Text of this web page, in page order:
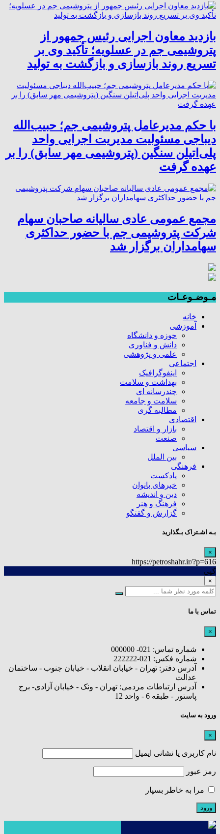
بازدید معاون اجرایی رئیس جمهور از
پتروشیمی جم در عسلویه؛ تأکید وی بر
تسریع روند بازسازی و بازگشت به تولید
با حکم مدیرعامل پتروشیمی جم؛ حبیب‌الله
دیباجی مسئولیت مدیریت اجرایی واحد
پلی‌اتیلن سنگین (پتروشیمی مهر سابق) را بر
عهده گرفت
مجمع عمومی عادی سالیانه صاحبان سهام
شرکت پتروشیمی جم با حضور حداکثری
سهامداران برگزار شد
مـوضـوعـات
خانه
آموزشی
حوزه و دانشگاه
دانش و فناوری
علمی و پژوهشی
اجتماعی
اینفوگرافیک
بهداشت و سلامت
چندرسانه ای
سلامت و جامعه
مطالبه گری
اقتصادی
بازار و اقتصاد
صنعت
سیاسی
بین الملل
فرهنگی
پادکست
خبرهای بانوان
دین و اندیشه
فرهنگ و هنر
گزارش و گفتگو
بـه اشـتراک بـگذارید
×
https://petroshahr.ir/?p=616
کپی
×
تماس با ما
×
شماره تماس: 021- 000000
شماره فکس: 021-222222
آدرس دفتر: تهران - خیابان انقلاب - خیابان جنوب - ساختمان
عدالت
آدرس ارتباطات مردمی: تهران - ونک - خیابان آزادی- برج
پاستور - طبقه 6 - واحد 12
ورود به سایت
×
نام کاربری یا نشانی ایمیل
رمز عبور
مرا به خاطر بسپار